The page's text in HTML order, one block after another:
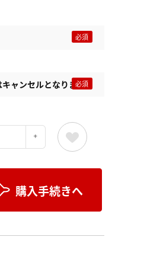
キャンセルとなります
購入手続きへ